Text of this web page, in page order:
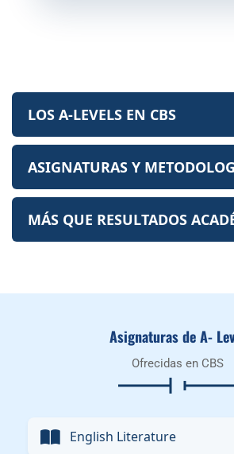
LOS A-LEVELS EN CBS
ASIGNATURAS Y
MÁS QUE RESULTADOS
Asignaturas de A-
Ofrecidas en CBS
English Literature